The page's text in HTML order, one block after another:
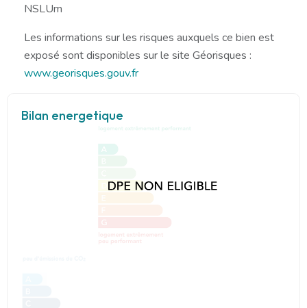
NSLUm
Les informations sur les risques auxquels ce bien est
exposé sont disponibles sur le site Géorisques :
www.georisques.gouv.fr
Bilan energetique